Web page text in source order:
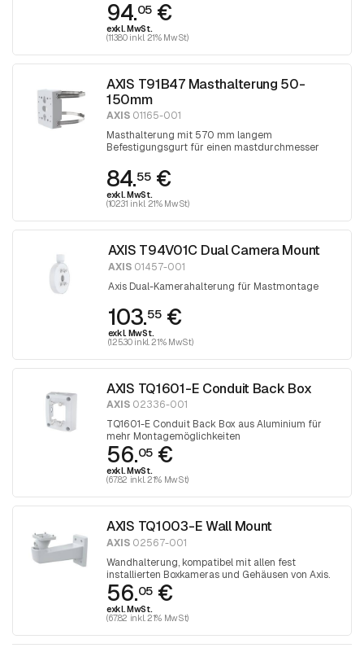
einem Torx 30-Schraubendreher festgezogen
94.05 €
exkl. MwSt.
(113.80 inkl. 21% MwSt)
AXIS T91B47 Masthalterung 50-
150mm
AXIS 01165-001
Masthalterung mit 570 mm langem
Befestigungsgurt für einen mastdurchmesser
einem Torx 30-Schraubendreher festgezogen
84.55 €
exkl. MwSt.
(102.31 inkl. 21% MwSt)
AXIS T94V01C Dual Camera Mount
AXIS01457-001
Axis Dual-Kamerahalterung für Mastmontage
103.55 €
exkl. MwSt.
(125.30 inkl. 21% MwSt)
AXIS TQ1601-E Conduit Back Box
AXIS 02336-001
TQ1601-E Conduit Back Box aus Aluminium für
mehr Montagemöglichkeiten
56.05 €
exkl. MwSt.
(67.82 inkl. 21% MwSt)
AXIS TQ1003-E Wall Mount
AXIS 02567-001
Wandhalterung, kompatibel mit allen fest
installierten Boxkameras und Gehäusen von Axis.
56.05 €
exkl. MwSt.
(67.82 inkl. 21% MwSt)